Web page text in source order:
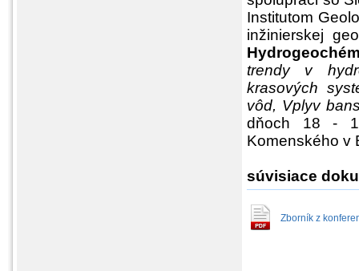
Institutom
inžinierskej
trendy v
krasových
vôd, Vplyv
dňoch 18 -
Komenského v
súvisiace
Zborník z